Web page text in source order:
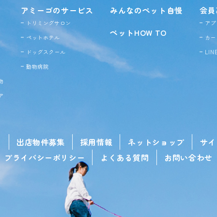
アミーゴのサービス
トリミングサロン
ペットホテル
ドッグスクール
動物病院
みんなのペット自慢
ペットHOW TO
会
ア
カ
出店物件募集 採用情報 ネットショップ
サ
プライバシーポリシー
よくある質問 お問い合わせ